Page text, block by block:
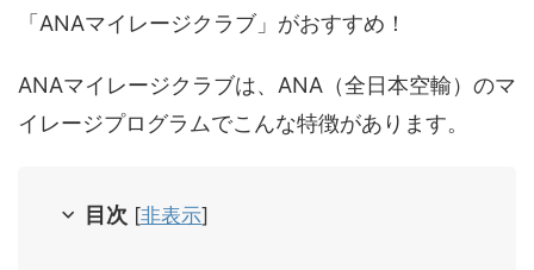
「ANAマイレージクラブ」がおすすめ！
ANAマイレージクラブは、ANA（全日本空輸）のマ
イレージプログラムでこんな特徴があります。
目次 [非表示]